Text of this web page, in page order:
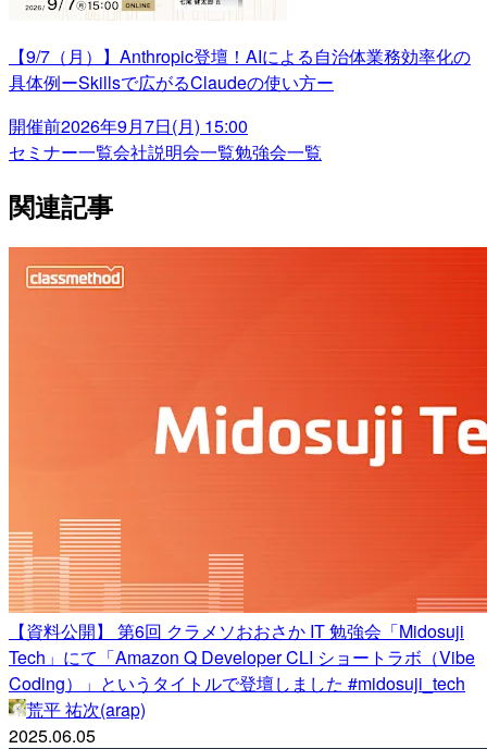
【9/7（月）】Anthropic登壇！AIによる自治体業務効率化の
具体例ーSkillsで広がるClaudeの使い方ー
開催前2026年9月7日(月) 15:00
セミナー一覧会社説明会一覧勉強会一覧
関連記事
【資料公開】 第6回 クラメソおおさか IT 勉強会「Midosuji
Tech」にて「Amazon Q Developer CLI ショートラボ（Vibe
Coding）」というタイトルで登壇しました #midosuji_tech
荒平 祐次(arap)
2025.06.05